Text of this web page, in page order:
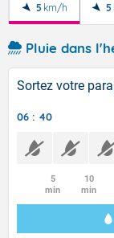
5 km/h 5
Pluie dans
Sortez votre
06 : 40
5
min
10
min